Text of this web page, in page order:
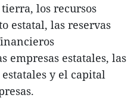
los recursos
estatal, las reservas
empresas estatales, las
y el capital